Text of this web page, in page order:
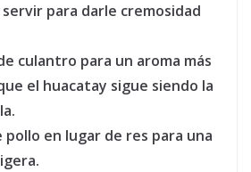
para darle cremosidad
culantro para un aroma más
el huacatay sigue siendo la
pollo en lugar de res para una